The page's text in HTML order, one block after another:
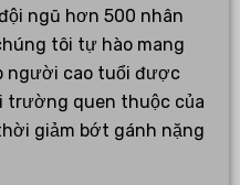
ngũ hơn 500 nhân
tôi tự hào mang
người cao tuổi được
trường quen thuộc của
giảm bớt gánh nặng